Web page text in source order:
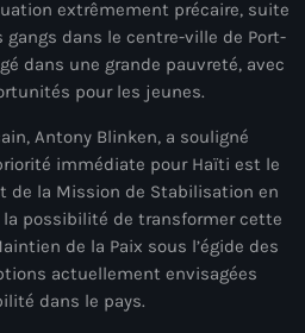
extrêmement précaire, suite
gangs dans le centre-ville de Port-
dans une grande pauvreté, avec
pour les jeunes.
Antony Blinken, a souligné
immédiate pour Haïti est le
de la Mission de Stabilisation en
la possibilité de transformer cette
de la Paix sous l’égide des
actuellement envisagées
dans le pays.